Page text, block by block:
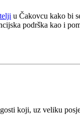
u Čakovcu kako bi
podrška kao i
koji, uz veliku